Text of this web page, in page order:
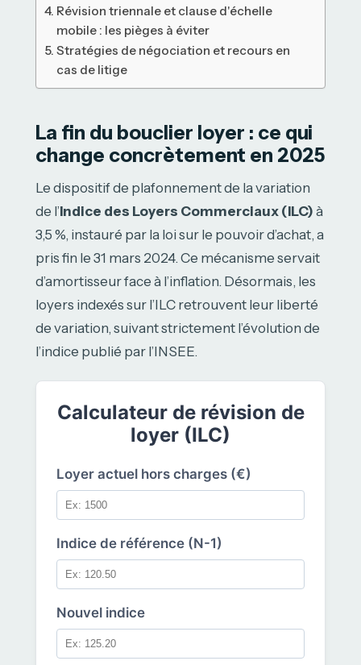
Révision triennale et clause d'échelle
mobile : les pièges à éviter
Stratégies de négociation et recours en
cas de litige
La fin du bouclier loyer : ce qui
change concrètement en 2025
Le dispositif de plafonnement de la variation
de l’Indice des Loyers Commerciaux (ILC) à
3,5 %, instauré par la loi sur le pouvoir d’achat, a
pris fin le 31 mars 2024. Ce mécanisme servait
d’amortisseur face à l’inflation. Désormais, les
loyers indexés sur l’ILC retrouvent leur liberté
de variation, suivant strictement l’évolution de
l’indice publié par l’INSEE.
Calculateur de révision de
loyer (ILC)
Loyer actuel hors charges (€)
Indice de référence (N-1)
Nouvel indice